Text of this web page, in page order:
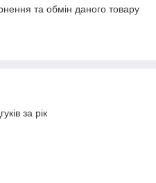
та обмін даного товару
за рік